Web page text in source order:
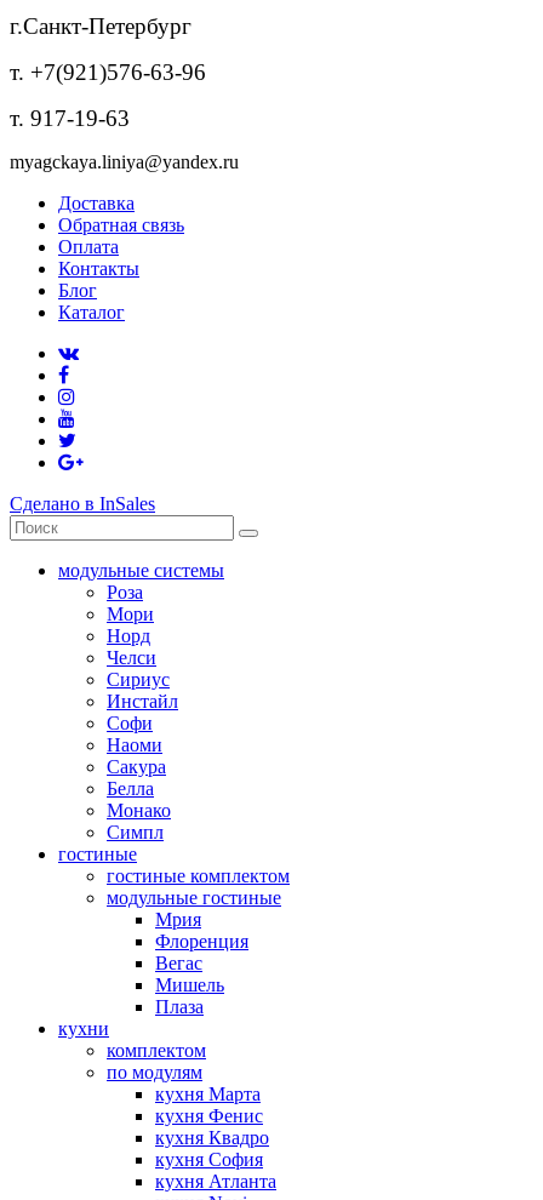
г.Санкт-Петербург
т. +7(921)576-63-96
т. 917-19-63
myagckaya.liniya@yandex.ru
Доставка
Обратная связь
Оплата
Контакты
Блог
Каталог
Сделано в InSales
модульные системы
Роза
Мори
Норд
Челси
Сириус
Инстайл
Софи
Наоми
Сакура
Белла
Монако
Симпл
гостиные
гостиные комплектом
модульные гостиные
Мрия
Флоренция
Вегас
Мишель
Плаза
кухни
комплектом
по модулям
кухня Марта
кухня Фенис
кухня Квадро
кухня София
кухня Атланта